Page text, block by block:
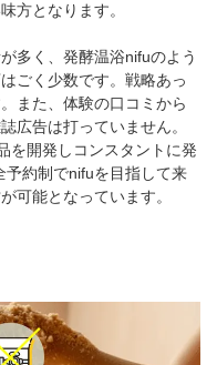
方となります。
多く、発酵温浴nifuのよう
ごく少数です。戦略あっ
また、体験の口コミから
広告は打っていません。
を開発しコンスタントに発
予約制でnifuを目指して来
可能となっています。